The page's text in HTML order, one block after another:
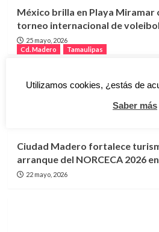
México brilla en Playa Miramar
torneo internacional de voleibol
25 mayo, 2026
Cd. Madero
Tamaulipas
México asegura lugar en la final
de Voleibol de Playa en Miramar
Ciudad Madero fortalece
arranque del NORCECA 2026
22 mayo, 2026
Utilizamos cookies, ¿estás de
Saber más